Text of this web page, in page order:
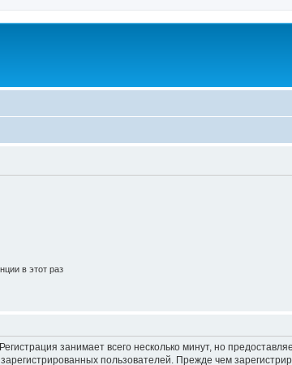
в этот раз
занимает всего несколько минут, но
пользователей. Прежде чем